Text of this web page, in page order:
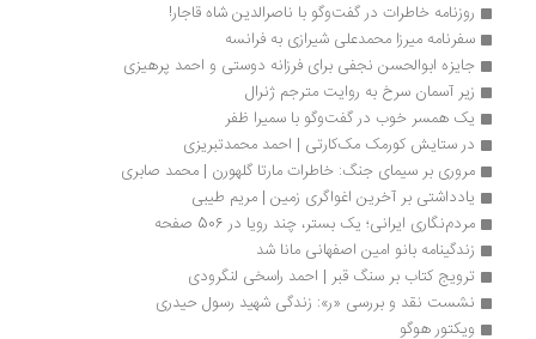
روزنامه خاطرات در گفت‌وگو با ناصرالدین شاه قاجار!
سفرنامه میرزا محمدعلی شیرازی به فرانسه
جایزه ابوالحسن نجفی برای فرزانه دوستی و احمد پرهیزی
زیر آسمان سرخ به روایت مترجم ژنرال
یک همسر خوب در گفت‌وگو با سمیرا ظفر
در ستایش کورمک مک‌کارتی | احمد محمدتبریزی
مروری بر سیمای جنگ: خاطرات مارتا گلهورن | محمد صابری
یادداشتی بر آخرین اغواگری زمین | مریم طیبی
مردم‌نگاری ایرانی؛ یک بستر، چند رویا‬‏‫ در 506 صفحه
زندگینامه بانو امین اصفهانی مانا شد
ترویج کتاب بر سنگ قبر | احمد راسخی لنگرودی
نشست نقد و بررسی «ر»: زندگی شهید رسول حیدری
ویکتور هوگو